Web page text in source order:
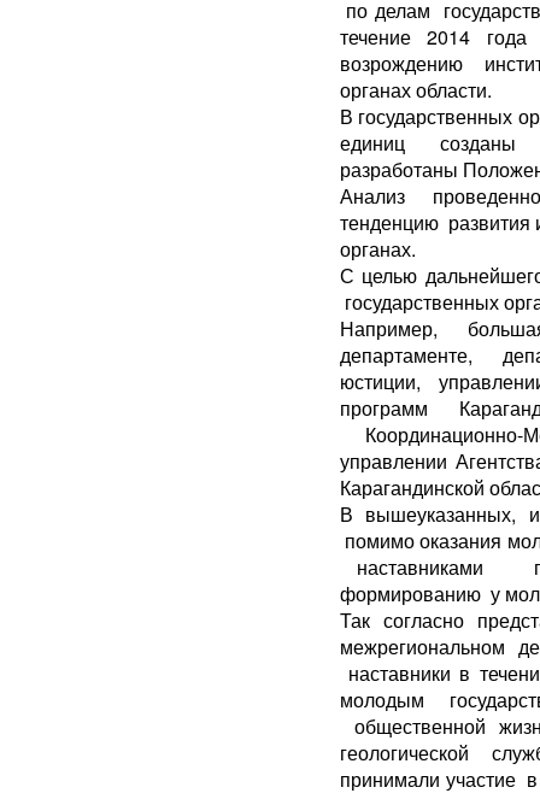
по делам
течение 2014 года
возрождению
органах области.
В государственных
единиц созданы
разработаны
Анализ
тенденцию развития
органах.
С целью
государственных
Например,
департаменте,
юстиции,
программ
Координационно-
управлении
Карагандинской
В вышеуказанных,
помимо оказания
наставниками
формированию у
Так согласно
межрегиональном
наставники в
молодым
общественной
геологической
принимали участие